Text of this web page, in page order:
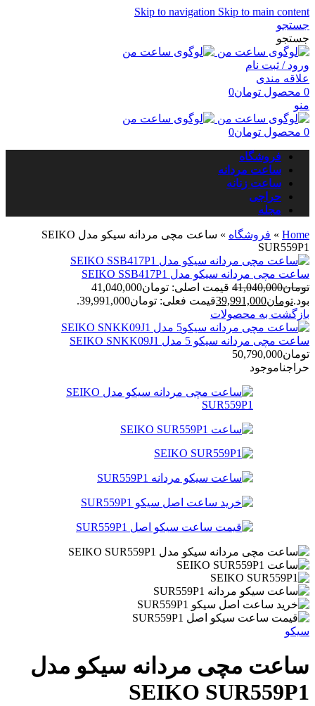
Skip to navigation Skip to main content
جستجو
جستجو
ورود / ثبت نام
علاقه مندی
0 محصول تومان0
منو
0 محصول تومان0
فروشگاه
ساعت مردانه
ساعت زنانه
حراجی
مجله
Home
» فروشگاه »
ساعت مچی مردانه سیکو مدل SEIKO
SUR559P1
ساعت مچی مردانه سیکو مدل SEIKO SSB417P1
تومان41,040,000
قیمت اصلی: تومان41,040,000
بود.تومان39,991,000قیمت فعلی: تومان39,991,000.
بازگشت به محصولات
ساعت مچی مردانه سیکو 5 مدل SEIKO SNKK09J1
تومان50,790,000
حراجناموجود
سیکو
ساعت مچی مردانه سیکو مدل
SEIKO SUR559P1